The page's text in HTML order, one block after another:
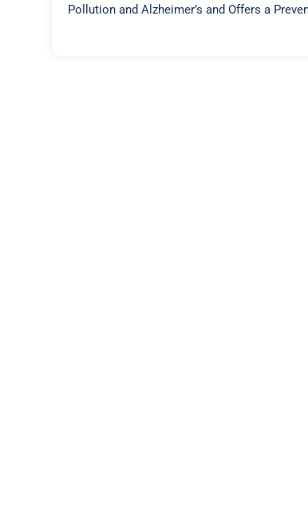
Pollution and Alzheimer’s and Offers a